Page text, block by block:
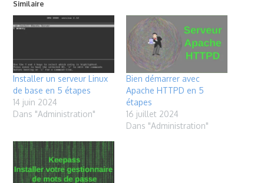
Similaire
Installer un serveur Linux
de base en 5 étapes
14 juin 2024
Dans "Administration"
Bien démarrer avec
Apache HTTPD en 5
étapes
16 juillet 2024
Dans "Administration"